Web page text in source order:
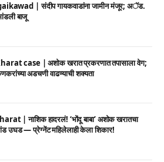
| संदीप गायकवाडांना जामीन मंजूर; अॅड.
बाजू
case | अशोक खरात प्रकरणात तपासाला वेग;
अडचणी वाढण्याची शक्यता
| नाशिक हादरलं! ‘भोंदू बाबा’ अशोक खरातचा
उघड — प्रेग्नेंट महिलेलाही केला शिकार!